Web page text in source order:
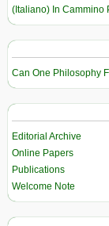
(Italiano) In Cammino
Can One Philosophy
Editorial Archive
Online Papers
Publications
Welcome Note